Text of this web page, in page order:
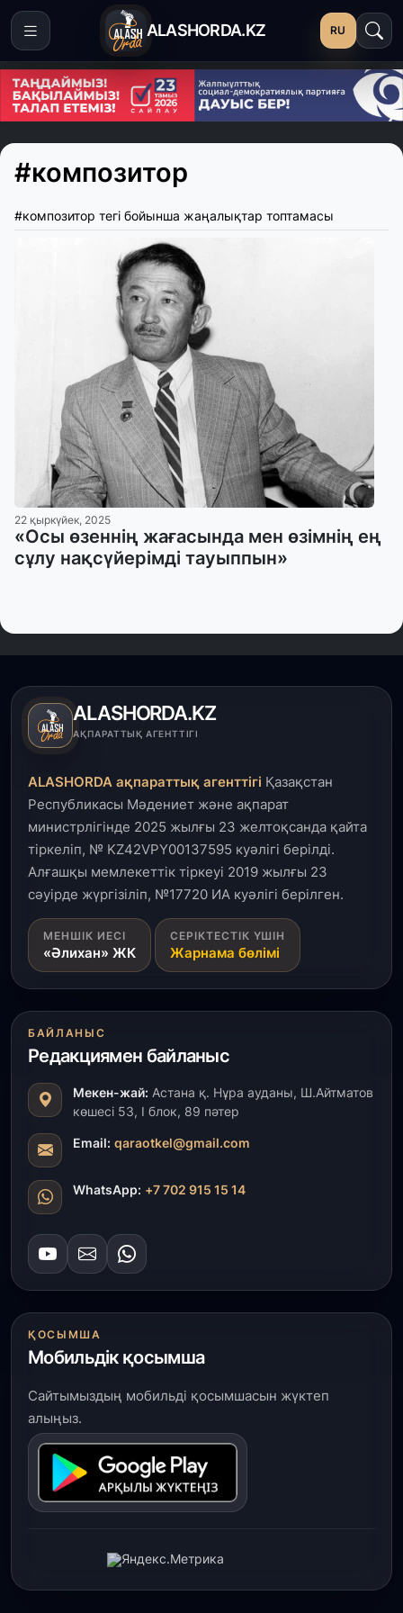
ALASHORDA.KZ RU
#композитор
#композитор тегі бойынша жаңалықтар топтамасы
22 қыркүйек, 2025
«Осы өзеннің жағасында мен өзімнің ең
сұлу нақсүйерімді тауыппын»
ALASHORDA.KZ
АҚПАРАТТЫҚ АГЕНТТІГІ
ALASHORDA ақпараттық агенттігі Қазақстан
Республикасы Мәдениет және ақпарат
министрлігінде 2025 жылғы 23 желтоқсанда қайта
тіркеліп, № KZ42VPY00137595 куәлігі берілді.
Алғашқы мемлекеттік тіркеуі 2019 жылғы 23
сәуірде жүргізіліп, №17720 ИА куәлігі берілген.
МЕНШІК ИЕСІ
«Әлихан» ЖК
СЕРІКТЕСТІК ҮШІН
Жарнама бөлімі
БАЙЛАНЫС
Редакциямен байланыс
Мекен-жай: Астана қ. Нұра ауданы, Ш.Айтматов
көшесі 53, І блок, 89 пәтер
Email: qaraotkel@gmail.com
WhatsApp: +7 702 915 15 14
ҚОСЫМША
Мобильдік қосымша
Сайтымыздың мобильді қосымшасын жүктеп
алыңыз.